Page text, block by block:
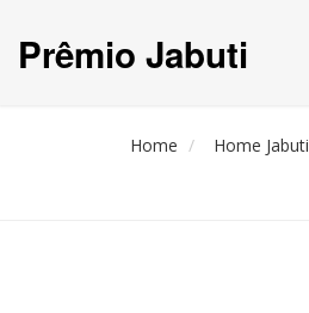
Prêmio Jabuti
Home Home Jabuti